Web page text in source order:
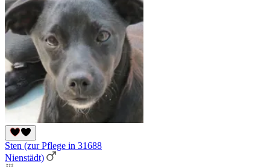
Sten (zur Pflege in 31688
Nienstädt)